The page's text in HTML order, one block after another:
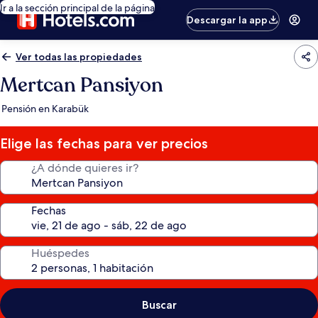
Ir a la sección principal de la página
Descargar la app
Ver todas las propiedades
Mertcan Pansiyon
Pensión en Karabük
Elige las fechas para ver precios
¿A dónde quieres ir?
Fechas
Huéspedes
Buscar